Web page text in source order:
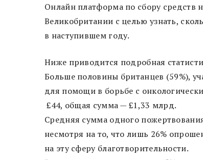
Онлайн платформа по сбору средств
Великобритании с целью узнать,
в наступившем году.
Ниже приводится подробная
Больше половины британцев (59%),
для помощи в борьбе с
£44, общая сумма — £1,33 млрд.
Средняя сумма одного
несмотря на то, что лишь 26%
на эту сферу благотворительности.